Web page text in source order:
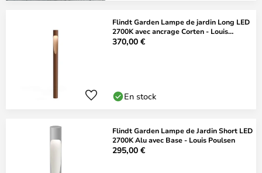
Flindt Garden Lampe de jardin Long LED
2700K avec ancrage Corten - Louis
Poulsen
370,00 €
En stock
Flindt Garden Lampe de Jardin Short LED
2700K Alu avec Base - Louis Poulsen
295,00 €